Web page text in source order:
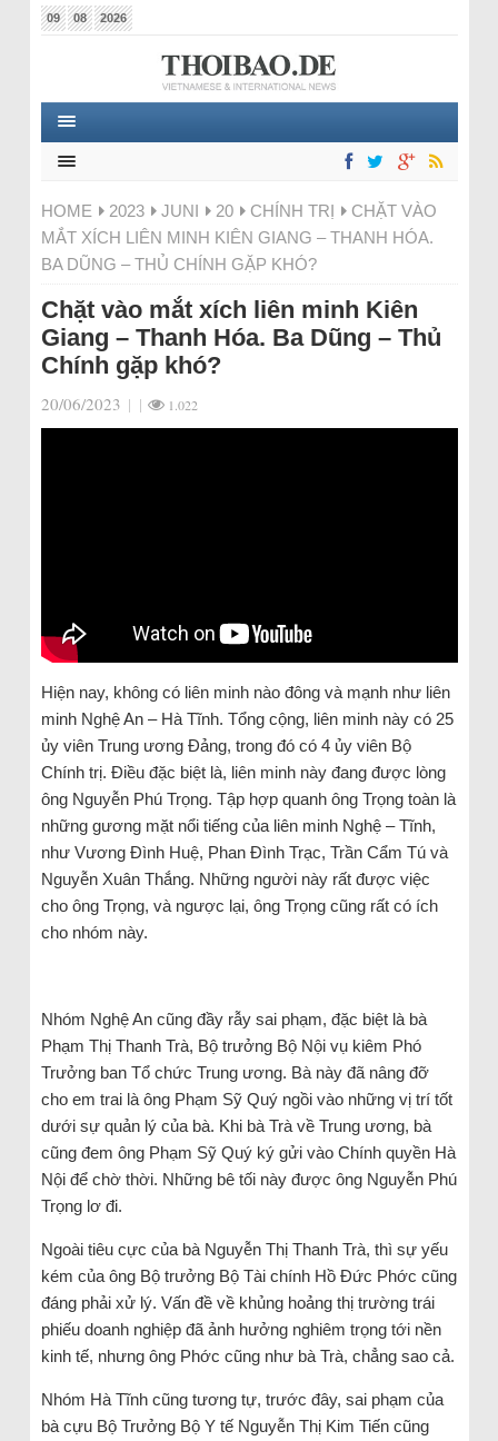
09 08 2026
HOME 2023 JUNI 20 CHÍNH TRỊ
CHẶT VÀO
MẮT XÍCH LIÊN MINH KIÊN GIANG – THANH HÓA.
BA DŨNG – THỦ CHÍNH GẶP KHÓ?
Chặt vào mắt xích liên minh Kiên
Giang – Thanh Hóa. Ba Dũng – Thủ
Chính gặp khó?
20/06/2023 | | 1.022
Hiện nay, không có liên minh nào đông và mạnh như liên
minh Nghệ An – Hà Tĩnh. Tổng cộng, liên minh này có 25
ủy viên Trung ương Đảng, trong đó có 4 ủy viên Bộ
Chính trị. Điều đặc biệt là, liên minh này đang được lòng
ông Nguyễn Phú Trọng. Tập hợp quanh ông Trọng toàn là
những gương mặt nổi tiếng của liên minh Nghệ – Tĩnh,
như Vương Đình Huệ, Phan Đình Trạc, Trần Cẩm Tú và
Nguyễn Xuân Thắng. Những người này rất được việc
cho ông Trọng, và ngược lại, ông Trọng cũng rất có ích
cho nhóm này.
Nhóm Nghệ An cũng đầy rẫy sai phạm, đặc biệt là bà
Phạm Thị Thanh Trà, Bộ trưởng Bộ Nội vụ kiêm Phó
Trưởng ban Tổ chức Trung ương. Bà này đã nâng đỡ
cho em trai là ông Phạm Sỹ Quý ngồi vào những vị trí tốt
dưới sự quản lý của bà. Khi bà Trà về Trung ương, bà
cũng đem ông Phạm Sỹ Quý ký gửi vào Chính quyền Hà
Nội để chờ thời. Những bê tối này được ông Nguyễn Phú
Trọng lơ đi.
Ngoài tiêu cực của bà Nguyễn Thị Thanh Trà, thì sự yếu
kém của ông Bộ trưởng Bộ Tài chính Hồ Đức Phớc cũng
đáng phải xử lý. Vấn đề về khủng hoảng thị trường trái
phiếu doanh nghiệp đã ảnh hưởng nghiêm trọng tới nền
kinh tế, nhưng ông Phớc cũng như bà Trà, chẳng sao cả.
Nhóm Hà Tĩnh cũng tương tự, trước đây, sai phạm của
bà cựu Bộ Trưởng Bộ Y tế Nguyễn Thị Kim Tiến cũng